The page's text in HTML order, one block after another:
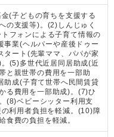
(子どもの育ちを支援する
の支援等)。(2)しんじゅく
フォンによる子育て情報の
事業(ヘルパーや産後ドゥー
タート(先輩ママ、パパが家
(5)多世代近居同居助成(近
と親世帯の費用を一部助
助成(子育て世帯へ民間賃貸
る費用を一部助成)。(7)ひ
(8)ベビーシッター利用支
利用者負担を軽減。(10)障
食費の負担を軽減。